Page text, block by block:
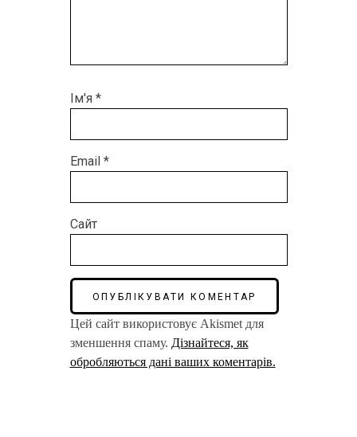
Ім'я *
Email *
Сайт
Цей сайт використовує Akismet для
зменшення спаму. Дізнайтеся, як
обробляються дані ваших коментарів.